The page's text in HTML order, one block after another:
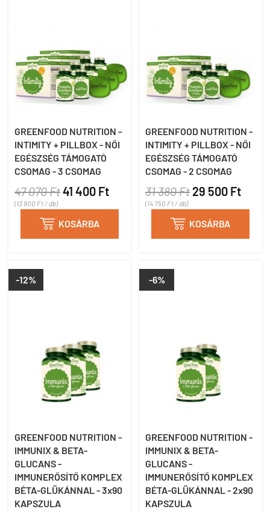
GREENFOOD NUTRITION -
INTIMITY + PILLBOX - NŐI
EGÉSZSÉG TÁMOGATÓ
CSOMAG - 3 CSOMAG
47 070 Ft41 400 Ft
(13 800 Ft / db)
 KOSÁRBA
GREENFOOD NUTRITION -
INTIMITY + PILLBOX - NŐI
EGÉSZSÉG TÁMOGATÓ
CSOMAG - 2 CSOMAG
31 380 Ft 29 500 Ft
(14 750 Ft / db)
 KOSÁRBA
-12%
GREENFOOD NUTRITION -
IMMUNIX & BETA-
GLUCANS -
IMMUNERŐSÍTŐ KOMPLEX
BÉTA-GLÜKÁNNAL - 3x90
KAPSZULA
-6%
GREENFOOD NUTRITION -
IMMUNIX & BETA-
GLUCANS -
IMMUNERŐSÍTŐ KOMPLEX
BÉTA-GLÜKÁNNAL - 2x90
KAPSZULA